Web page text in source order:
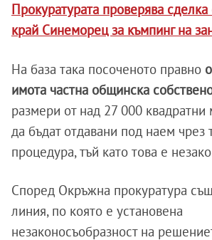
Прокуратурата проверява
край Синеморец за къмпинг на
На база така посоченото правно
имота частна общинска
размери от над 27 000 квадратни
да бъдат отдавани под наем чрез
процедура, тъй като това е
Според Окръжна прокуратура
линия, по която е установена
незаконосъобразност на